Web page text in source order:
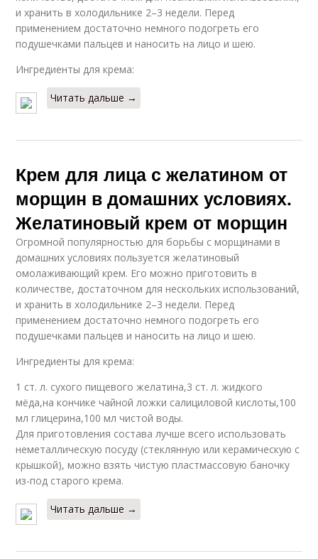
и хранить в холодильнике 2–3 недели. Перед
применением достаточно немного подогреть его
подушечками пальцев и наносить на лицо и шею.
Ингредиенты для крема:
Читать дальше →
Крем для лица с желатином от
морщин в домашних условиях.
Желатиновый крем от морщин
Огромной популярностью для борьбы с морщинами в
домашних условиях пользуется желатиновый
омолаживающий крем. Его можно приготовить в
количестве, достаточном для нескольких использований,
и хранить в холодильнике 2–3 недели. Перед
применением достаточно немного подогреть его
подушечками пальцев и наносить на лицо и шею.
Ингредиенты для крема:
1 ст. л. сухого пищевого желатина,3 ст. л. жидкого
мёда,на кончике чайной ложки салициловой кислоты,100
мл глицерина,100 мл чистой воды.
Для приготовления состава лучше всего использовать
неметаллическую посуду (стеклянную или керамическую с
крышкой), можно взять чистую пластмассовую баночку
из-под старого крема.
Читать дальше →